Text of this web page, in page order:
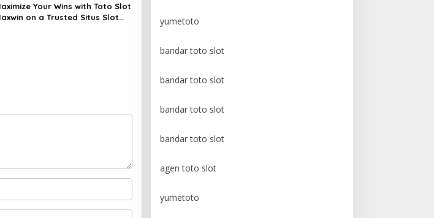
Your Wins with Toto Slot
on a Trusted Situs Slot
yumetoto
bandar toto slot
bandar toto slot
bandar toto slot
bandar toto slot
agen toto slot
yumetoto